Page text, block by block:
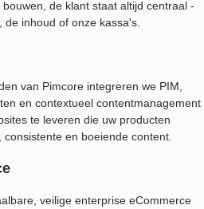
de klant staat altijd centraal -
inhoud of onze kassa's.
van Pimcore integreren we PIM,
en contextueel contentmanagement
te leveren die uw producten
en boeiende content.
veilige enterprise eCommerce